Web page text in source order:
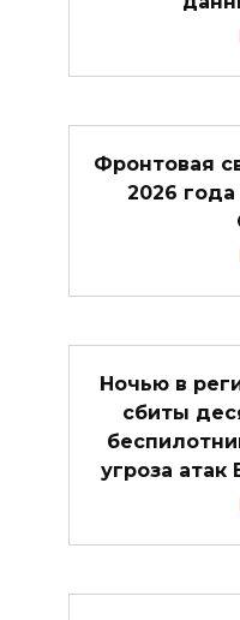
Фронтовая
2026
Ночью в
сбиты
угроза